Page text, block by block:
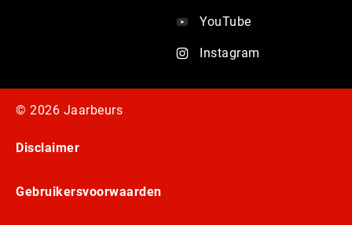
YouTube
Instagram
© 2026 Jaarbeurs
Disclaimer
Gebruikersvoorwaarden